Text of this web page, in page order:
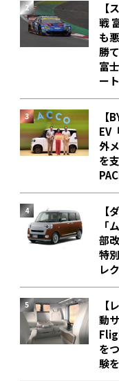
【
戦
も
勝
富
ート
【
EV
外
を
【
「
部
特
レ
【
動
を
験